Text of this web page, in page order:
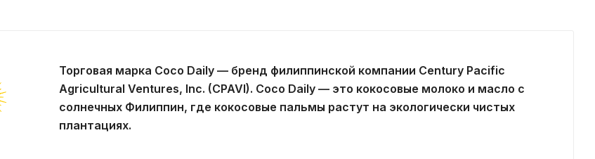
Торговая марка Coco Daily — бренд филиппинской компании Century Pacific
Agricultural Ventures, Inc. (CPAVI). Coco Daily — это кокосовые молоко и масло с
солнечных Филиппин, где кокосовые пальмы растут на экологически чистых
плантациях.